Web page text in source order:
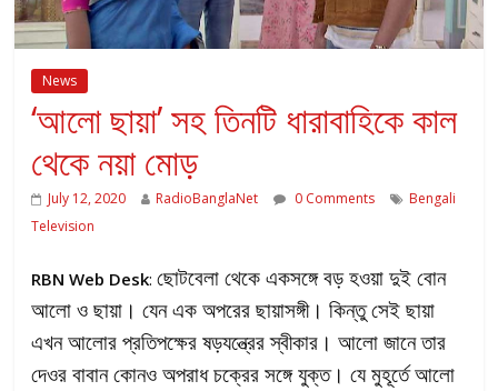
News
‘আলো ছায়া’ সহ তিনটি ধারাবাহিকে কাল
থেকে নয়া মোড়
July 12, 2020 RadioBanglaNet 0 Comments
Bengali
Television
RBN Web Desk:ছোটবেলা থেকে একসঙ্গে বড় হওয়া দুই বোন
আলো ও ছায়া। যেন এক অপরের ছায়াসঙ্গী। কিন্তু সেই ছায়া
এখন আলোর প্রতিপক্ষের ষড়যন্ত্রের স্বীকার। আলো জানে তার
দেওর বাবান কোনও অপরাধ চক্রের সঙ্গে যুক্ত। যে মুহূর্তে আলো